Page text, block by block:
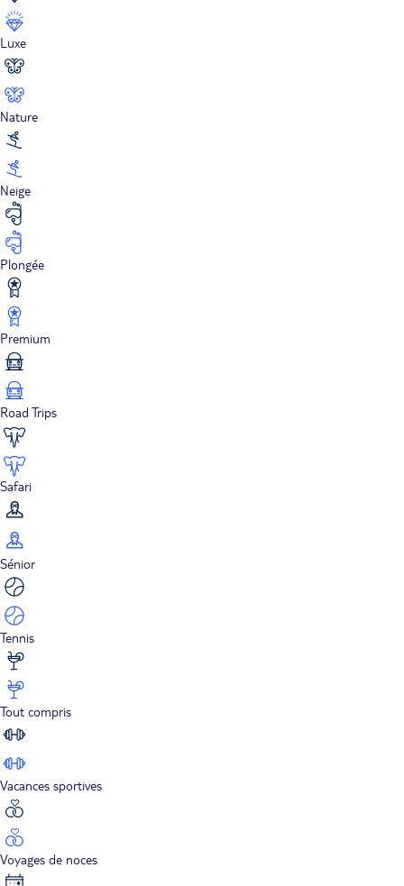
Luxe
Nature
Neige
Plongée
Premium
Road Trips
Safari
Sénior
Tennis
Tout compris
Vacances sportives
Voyages de noces